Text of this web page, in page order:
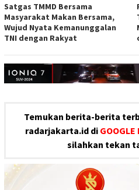
Satgas TMMD Bersama
Masyarakat Makan Bersama,
Wujud Nyata Kemanunggalan
TNI dengan Rakyat
Temukan berita-berita
radarjakarta.id di GOOGLE
silahkan tekan